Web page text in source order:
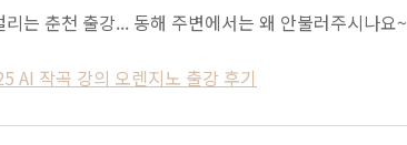
는 춘천 출강... 동해 주변에서는 왜 안불러주시나요~
AI 작곡 강의 오렌지노 출강 후기